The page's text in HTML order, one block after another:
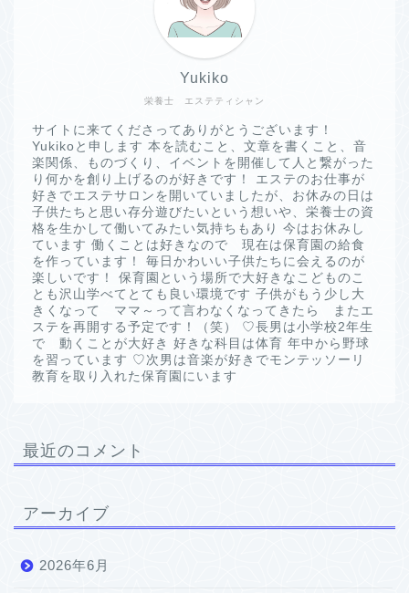
栄養士 エステティシャン
Yukiko
サイトに来てくださってありがとうございます！
Yukikoと申します 本を読むこと、文章を書くこと、音
楽関係、ものづくり、イベントを開催して人と繋がった
り何かを創り上げるのが好きです！ エステのお仕事が
好きでエステサロンを開いていましたが、お休みの日は
子供たちと思い存分遊びたいという想いや、栄養士の資
格を生かして働いてみたい気持ちもあり 今はお休みし
ています 働くことは好きなので 現在は保育園の給食
を作っています！ 毎日かわいい子供たちに会えるのが
楽しいです！ 保育園という場所で大好きなこどものこ
とも沢山学べてとても良い環境です 子供がもう少し大
きくなって ママ～って言わなくなってきたら またエ
ステを再開する予定です！（笑） ♡長男は小学校2年生
で 動くことが大好き 好きな科目は体育 年中から野球
を習っています ♡次男は音楽が好きでモンテッソーリ
教育を取り入れた保育園にいます
最近のコメント
アーカイブ
2026年6月